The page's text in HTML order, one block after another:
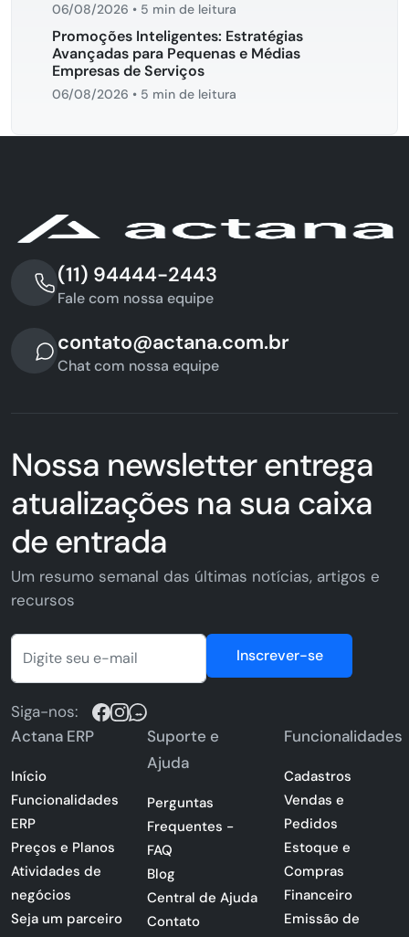
06/08/2026 • 5 min de leitura
Promoções Inteligentes: Estratégias
Avançadas para Pequenas e Médias
Empresas de Serviços
06/08/2026 • 5 min de leitura
(11) 94444-2443
Fale com nossa equipe
contato@actana.com.br
Chat com nossa equipe
Nossa newsletter entrega
atualizações na sua caixa
de entrada
Um resumo semanal das últimas notícias, artigos e
recursos
Inscrever-se
Siga-nos:
Actana ERP
Início
Funcionalidades
ERP
Preços e Planos
Atividades de
negócios
Seja um parceiro
Suporte e
Ajuda
Perguntas
Frequentes -
FAQ
Blog
Central de Ajuda
Contato
Funcionalidades
Cadastros
Vendas e
Pedidos
Estoque e
Compras
Financeiro
Emissão de